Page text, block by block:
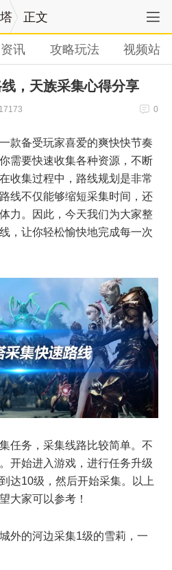
正文
讯 攻略玩法 视频站
，天族采集心得分享
0
款备受玩家喜爱的爽快快节奏
需要快速收集各种资源，不断
收集过程中，路线规划是非常
线不仅能够缩短采集时间，还
力。因此，今天我们为大家整
，让你轻松愉快地完成每一次
任务，采集线路比较简单。不
开始进入游戏，进行任务升级
达10级，然后开始采集。以上
大家可以参考！
外的河边采集1级的雪莉，一